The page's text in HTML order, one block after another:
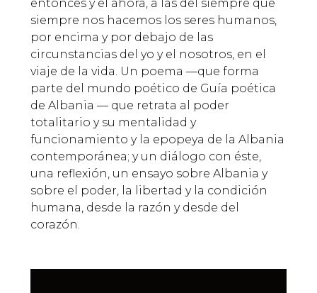
entonces y el ahora, a las del siempre que
siempre nos hacemos los seres humanos,
por encima y por debajo de las
circunstancias del yo y el nosotros, en el
viaje de la vida. Un poema —que forma
parte del mundo poético de Guía poética
de Albania — que retrata al poder
totalitario y su mentalidad y
funcionamiento y la epopeya de la Albania
contemporánea; y un diálogo con éste,
una reflexión, un ensayo sobre Albania y
sobre el poder, la libertad y la condición
humana, desde la razón y desde del
corazón.